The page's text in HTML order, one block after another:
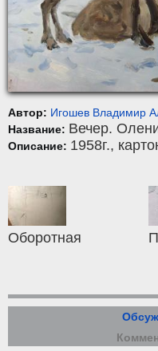
Автор: Игошев Владимир
Название: Вечер.
Описание: 1958г.,
Оборотная